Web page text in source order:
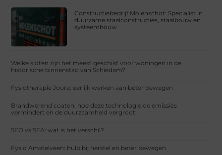
Constructiebedrijf Molenschot: Specialist in
duurzame staalconstructies, staalbouw en
systeembouw
Welke sloten zijn het meest geschikt voor woningen in de
historische binnenstad van Schiedam?
Fysiotherapie Joure: eerlijk werken aan beter bewegen
Brandwerend coaten: hoe deze technologie de emissies
vermindert en de duurzaamheid vergroot
SEO vs SEA: wat is het verschil?
Fysio Amstelveen: hulp bij herstel en beter bewegen